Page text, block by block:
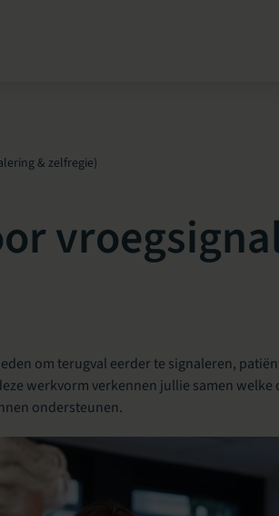
& zelfregie)
om terugval eerder te signaleren,
werkvorm verkennen jullie samen
ondersteunen.